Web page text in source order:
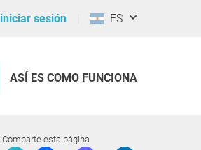
iniciar sesión ES
ASÍ ES COMO FUNCIONA
Comparte esta página